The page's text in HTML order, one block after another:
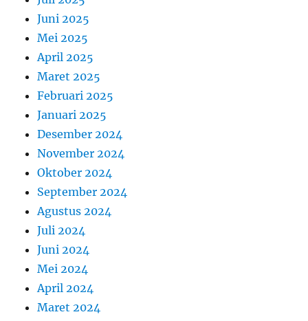
Juni 2025
Mei 2025
April 2025
Maret 2025
Februari 2025
Januari 2025
Desember 2024
November 2024
Oktober 2024
September 2024
Agustus 2024
Juli 2024
Juni 2024
Mei 2024
April 2024
Maret 2024